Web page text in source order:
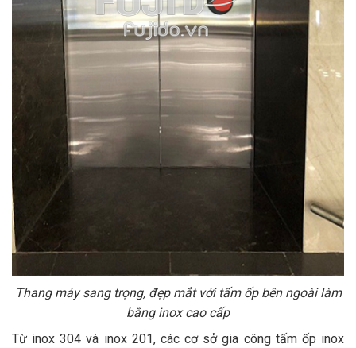
Thang máy sang trọng, đẹp mắt với tấm ốp bên ngoài làm
bằng inox cao cấp
Từ inox 304 và inox 201, các cơ sở gia công tấm ốp inox